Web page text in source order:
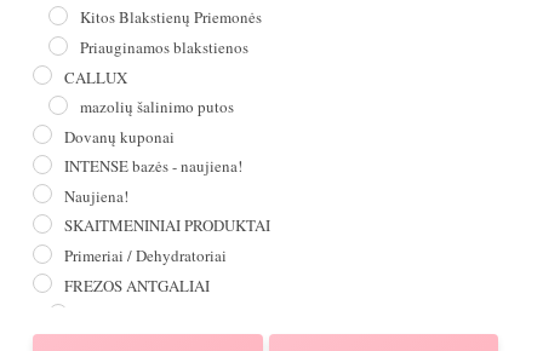
Kitos Blakstienų Priemonės
Priauginamos blakstienos
CALLUX
mazolių šalinimo putos
Dovanų kuponai
INTENSE bazės - naujiena!
Naujiena!
SKAITMENINIAI PRODUKTAI
Primeriai / Dehydratoriai
FREZOS ANTGALIAI